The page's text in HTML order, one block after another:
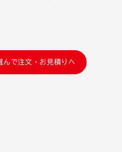
んで注文・お見積りへ